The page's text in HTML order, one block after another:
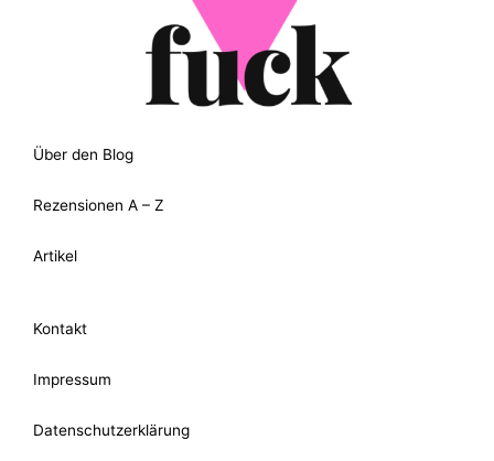
Über den Blog
Rezensionen A – Z
Artikel
Kontakt
Impressum
Datenschutzerklärung